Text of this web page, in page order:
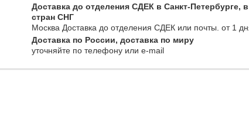
Доставка до отделения СДЕК в Санкт-Петербурге,
стран СНГ
Москва Доставка до отделения СДЕК или почты . от 1
Доставка по России, доставка по миру
уточняйтепо телефонуили e-mail